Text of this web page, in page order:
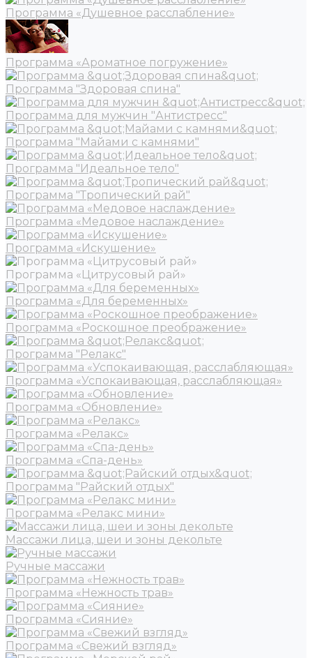
Программа «Душевное расслабление»
Программа «Ароматное погружение»
Программа "Здоровая спина"
Программа для мужчин "Антистресс"
Программа "Майами с камнями"
Программа "Идеальное тело"
Программа "Тропический рай"
Программа «Медовое наслаждение»
Программа «Искушение»
Программа «Цитрусовый рай»
Программа «Для беременных»
Программа «Роскошное преображение»
Программа "Релакс"
Программа «Успокаивающая, расслабляющая»
Программа «Обновление»
Программа «Релакс»
Программа «Спа-день»
Программа "Райский отдых"
Программа «Релакс мини»
Массажи лица, шеи и зоны декольте
Ручные массажи
Программа «Нежность трав»
Программа «Сияние»
Программа «Свежий взгляд»